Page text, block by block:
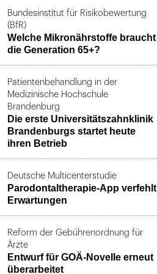
Bundesinstitut für Risikobewertung
(BfR)
Welche Mikronährstoffe braucht
die Generation 65+?
Patientenbehandlung in der
Medizinische Hochschule
Brandenburg
Die erste Universitätszahnklinik
Brandenburgs startet heute
ihren Betrieb
Deutsche Multicenterstudie
Parodontaltherapie-App verfehlt
Erwartungen
Reform der Gebührenordnung für
Ärzte
Entwurf für GOÄ-Novelle erneut
überarbeitet